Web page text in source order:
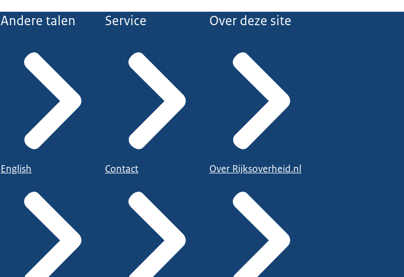
Andere talen
English
Service
Contact
Over deze site
Over Rijksoverheid.nl